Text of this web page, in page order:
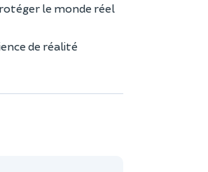
le monde réel
de réalité